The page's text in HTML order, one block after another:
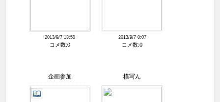
2013/9/7 13:50
コメ数:0
2013/9/7 0:07
コメ数:0
企画参加 模写ん